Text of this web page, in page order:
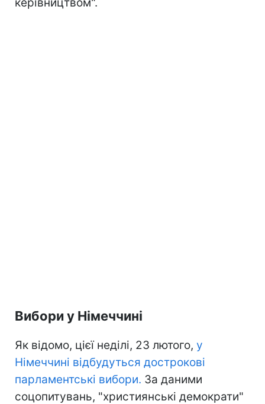
Вибори у Німеччині
Як відомо, цієї неділі, 23 лютого, у
Німеччині відбудуться дострокові
парламентські вибори. За даними
соцопитувань, "християнські демократи"